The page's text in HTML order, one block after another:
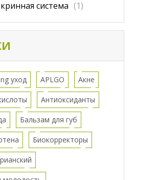
система (1)
уход APLGO Акне
Антиоксиданты
Бальзам для губ
Биокорректоры